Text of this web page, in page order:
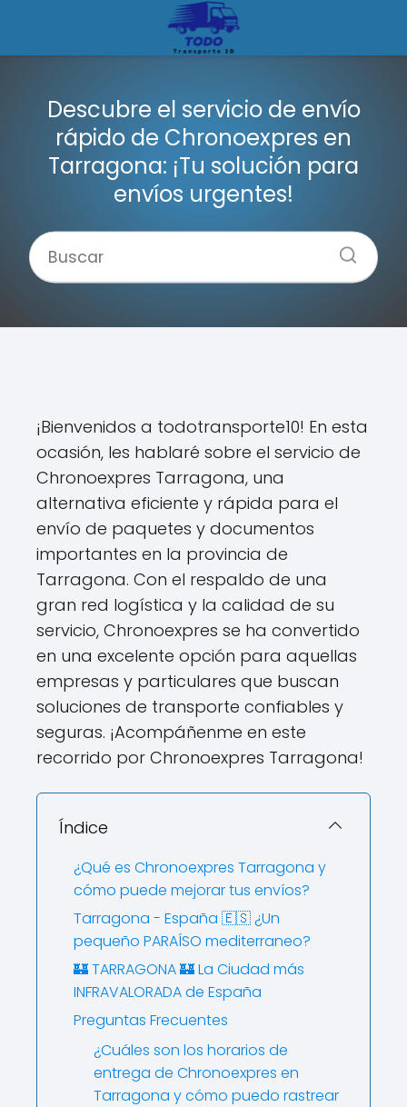
Descubre el servicio de envío
rápido de Chronoexpres en
Tarragona: ¡Tu solución para
envíos urgentes!
¡Bienvenidos a todotransporte10! En esta
ocasión, les hablaré sobre el servicio de
Chronoexpres Tarragona, una
alternativa eficiente y rápida para el
envío de paquetes y documentos
importantes en la provincia de
Tarragona. Con el respaldo de una
gran red logística y la calidad de su
servicio, Chronoexpres se ha convertido
en una excelente opción para aquellas
empresas y particulares que buscan
soluciones de transporte confiables y
seguras. ¡Acompáñenme en este
recorrido por Chronoexpres Tarragona!
Índice
¿Qué es Chronoexpres Tarragona y
cómo puede mejorar tus envíos?
Tarragona - España 🇪🇸 ¿Un
pequeño PARAÍSO mediterraneo?
🏰 TARRAGONA 🏰 La Ciudad más
INFRAVALORADA de España
Preguntas Frecuentes
¿Cuáles son los horarios de
entrega de Chronoexpres en
Tarragona y cómo puedo rastrear